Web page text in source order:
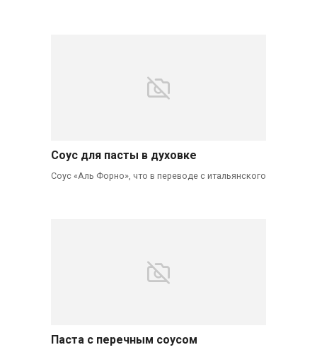
Соус для пасты в духовке
Соус «Аль Форно», что в переводе с итальянского
Паста с перечным соусом